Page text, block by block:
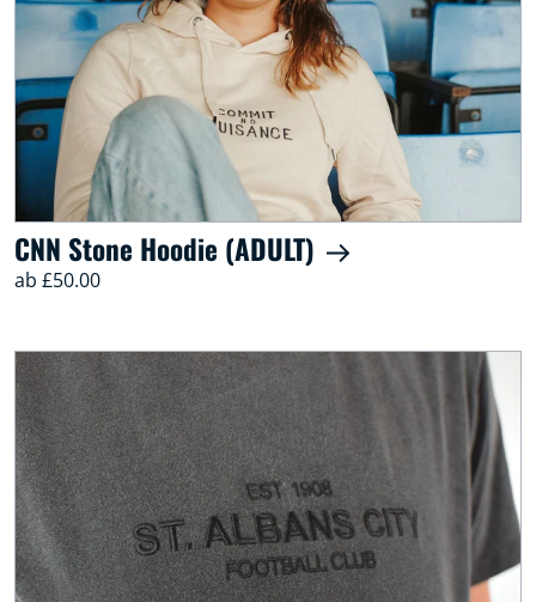
CNN Stone Hoodie (ADULT)
ab £50.00